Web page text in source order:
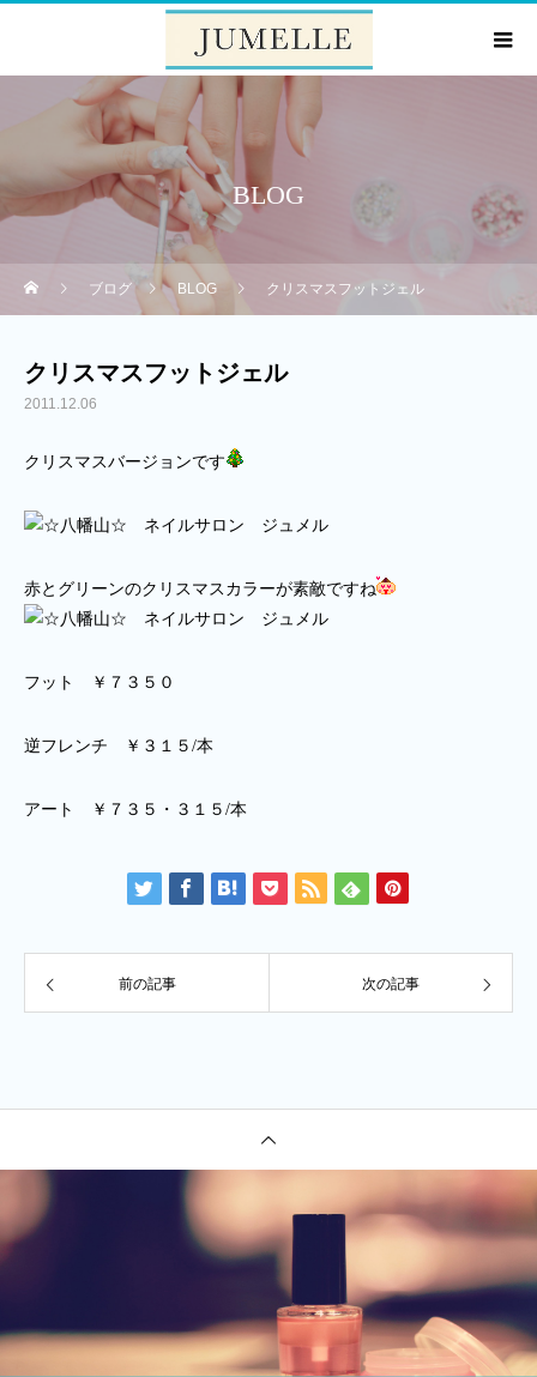
BLOG
ブログ BLOG クリスマスフットジェル
クリスマスフットジェル
2011.12.06
クリスマスバージョンです
赤とグリーンのクリスマスカラーが素敵ですね
フット ￥７３５０
逆フレンチ ￥３１５/本
アート ￥７３５・３１５/本
前の記事 次の記事